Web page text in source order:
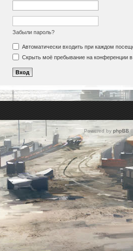
Забыли пароль?
Автоматически входить при каждом
Скрыть моё пребывание на конференции в
Powered by phpBB